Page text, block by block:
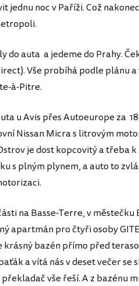
jednu noc v Paříži. Což
do auta a jedeme do Prahy.
Vše probíhá podle plánu
à-Pitre.
u Avis přes Autoeurope za
Nissan Micra s litrovým
je dost kopcovitý a třeba
s plným plynem, a auto to
na Basse-Terre, v městečku
apartmán pro čtyři osoby
krásný bazén přímo před
a vítá nás v deset večer se
vše řeší. A z bazénu